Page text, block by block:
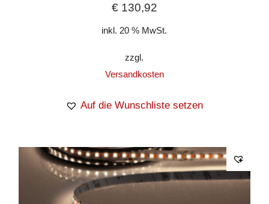
€130,92
inkl. 20 % MwSt.
zzgl.
Versandkosten
Auf die Wunschliste setzen